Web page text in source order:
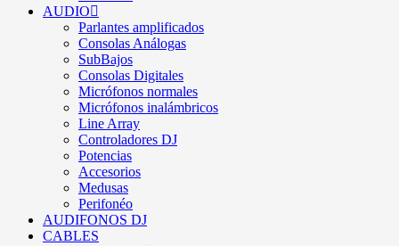
AUDIO
Parlantes amplificados
Consolas Análogas
SubBajos
Consolas Digitales
Micrófonos normales
Micrófonos inalámbricos
Line Array
Controladores DJ
Potencias
Accesorios
Medusas
Perifonéo
AUDIFONOS DJ
CABLES